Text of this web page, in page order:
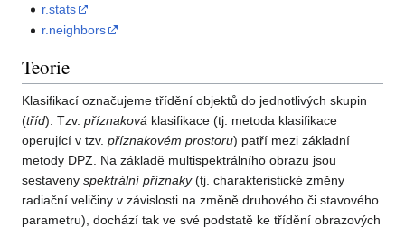
r.stats
r.neighbors
Teorie
Klasifikací označujeme třídění objektů do jednotlivých skupin
(tříd). Tzv. příznaková klasifikace (tj. metoda klasifikace
operující v tzv. příznakovém prostoru) patří mezi základní
metody DPZ. Na základě multispektrálního obrazu jsou
sestaveny spektrální příznaky(tj. charakteristické změny
radiační veličiny v závislosti na změně druhového či stavového
parametru), dochází tak ve své podstatě ke třídění obrazových